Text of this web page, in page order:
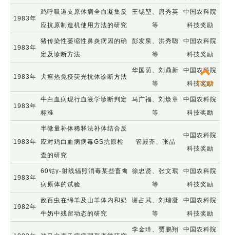
1983年
鸡呼吸道支原体病全血凝集反
应抗原制造机使用方法的研究
王锡堃、唐秀英
等
中国农科院
科技奖励
1983年
猪传染性萎缩性鼻炎病因的确
定及诊断方法
彭发泉、洪秀聪
等
中国农科院
科技奖励
1983年 犬瘟热免疫荧光抗体诊断方法
华国荫、刘鼎新
等
中国农科院
科技奖励
1983年
牛白血病现行血液学诊断判定
标准
马广福、刘焕章
等
中国农科院
科技奖励
1983年
半微量补体稀释法补体结合反
应对鸡白血病病毒GS抗原检
查的研究
管殿齐、张晶
中国农科院
科技奖励
1983年
60钴γ-射线辐照消毒某些畜禽
病原体的试验
徐忠贤、张文珉
等
中国农科院
科技奖励
1982年
敌百虫在绵羊及山羊体内和奶
牛奶中残留动态的研究
谢占武、刘瑞凝
等
中国农科院
科技奖励
李金璋、贾鹏翔
中国农科院
TOP